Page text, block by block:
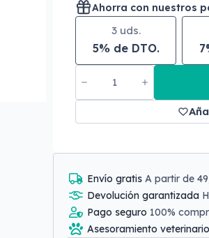
Ahorra con nuestros
3 uds.
5% de DTO.
Envío gratis A partir de
Devolución garantizada
Pago seguro 100%
Asesoramiento